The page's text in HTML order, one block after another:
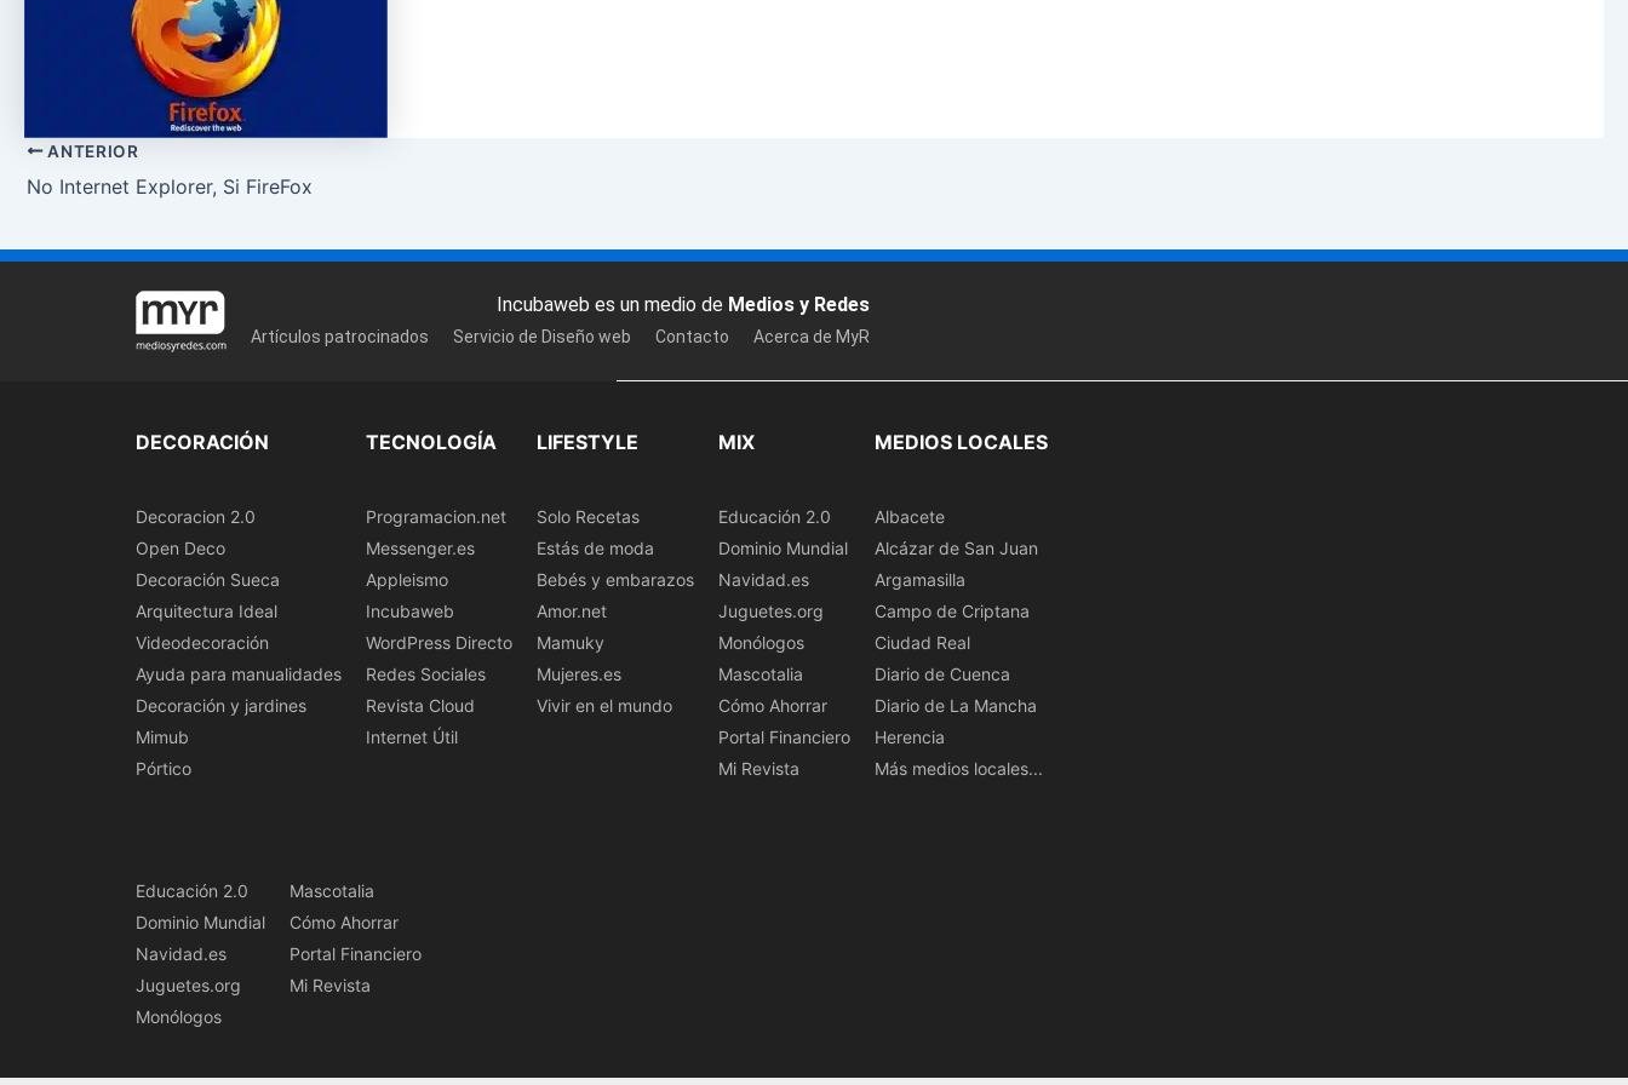
ANTERIOR
No Internet Explorer, Si FireFox
Incubaweb es un medio de Medios y Redes
Artículos patrocinados Servicio de Diseño web Contacto Acerca de MyR
DECORACIÓN
Decoracion 2.0
Open Deco
Decoración Sueca
Arquitectura Ideal
Videodecoración
Ayuda para manualidades
Decoración y jardines
Mimub
Pórtico
TECNOLOGÍA
Programacion.net
Messenger.es
Appleismo
Incubaweb
WordPress Directo
Redes Sociales
Revista Cloud
Internet Útil
LIFESTYLE
Solo Recetas
Estás de moda
Bebés y embarazos
Amor.net
Mamuky
Mujeres.es
Vivir en el mundo
MIX
Educación 2.0
Dominio Mundial
Navidad.es
Juguetes.org
Monólogos
Mascotalia
Cómo Ahorrar
Portal Financiero
Mi Revista
MEDIOS LOCALES
Albacete
Alcázar de San Juan
Argamasilla
Campo de Criptana
Ciudad Real
Diario de Cuenca
Diario de La Mancha
Herencia
Más medios locales...
Educación 2.0
Dominio Mundial
Navidad.es
Juguetes.org
Monólogos
Mascotalia
Cómo Ahorrar
Portal Financiero
Mi Revista